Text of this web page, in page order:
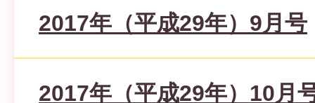
2017年（平成29年）9月号
2017年（平成29年）10月